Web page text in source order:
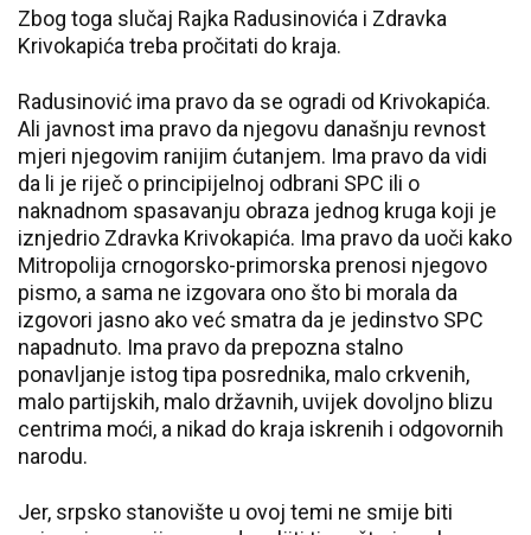
Zbog toga slučaj Rajka Radusinovića i Zdravka
Krivokapića treba pročitati do kraja.
Radusinović ima pravo da se ogradi od Krivokapića.
Ali javnost ima pravo da njegovu današnju revnost
mjeri njegovim ranijim ćutanjem. Ima pravo da vidi
da li je riječ o principijelnoj odbrani SPC ili o
naknadnom spasavanju obraza jednog kruga koji je
iznjedrio Zdravka Krivokapića. Ima pravo da uoči kako
Mitropolija crnogorsko-primorska prenosi njegovo
pismo, a sama ne izgovara ono što bi morala da
izgovori jasno ako već smatra da je jedinstvo SPC
napadnuto. Ima pravo da prepozna stalno
ponavljanje istog tipa posrednika, malo crkvenih,
malo partijskih, malo državnih, uvijek dovoljno blizu
centrima moći, a nikad do kraja iskrenih i odgovornih
narodu.
Jer, srpsko stanovište u ovoj temi ne smije biti